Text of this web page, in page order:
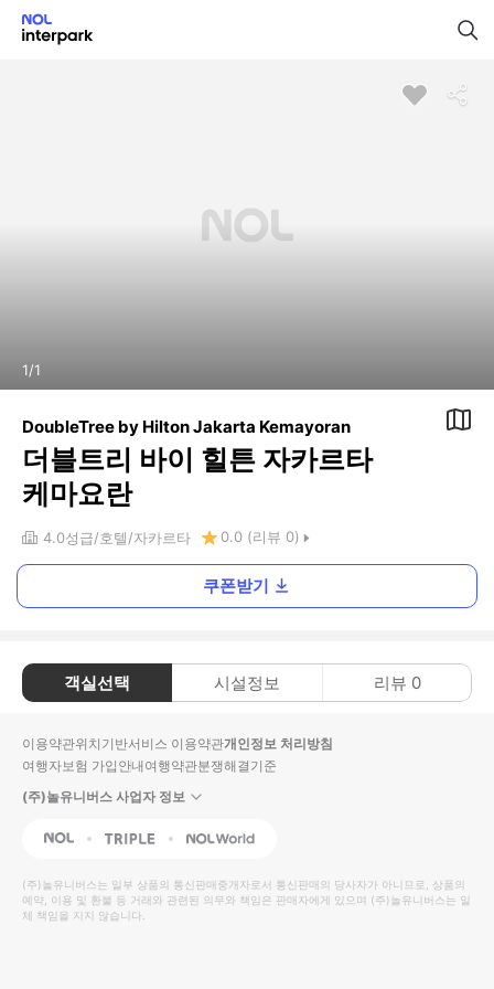
1/1
DoubleTree by Hilton Jakarta Kemayoran
더블트리 바이 힐튼 자카르타
케마요란
4.0성급 호텔 자카르타 0.0 (리뷰 0)
쿠폰받기
객실선택 시설정보 리뷰 0
이용약관위치기반서비스 이용약관개인정보 처리방침
여행자보험 가입안내여행약관분쟁해결기준
(주)놀유니버스 사업자 정보
NOL Triple Interpark Global
(주)놀유니버스는 일부 상품의 통신판매중개자로서 통신판매의 당사자가 아니므로, 상품의
예약, 이용 및 환불 등 거래와 관련된 의무와 책임은 판매자에게 있으며 (주)놀유니버스는 일
체 책임을 지지 않습니다.